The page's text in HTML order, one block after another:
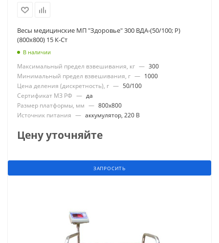
Весы медицинские МП "Здоровье" 300 ВДА-(50/100; Р)
(800х800) 15 К-Ст
В наличии
Максимальный предел взвешивания, кг — 300
Минимальный предел взвешивания, г — 1000
Цена деления (дискретность), г — 50/100
Сертификат МЗ РФ — да
Размер платформы, мм — 800x800
Источник питания — аккумулятор, 220 В
Цену уточняйте
ЗАПРОСИТЬ